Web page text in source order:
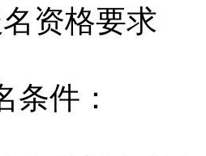
资格要求
件：